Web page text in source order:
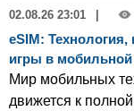
02.08.26 23:01
eSIM: Технология,
игры в мобильной
Мир мобильных
движется к